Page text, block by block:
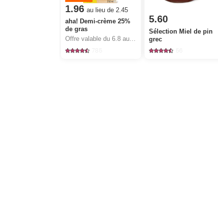
1.96 au lieu de 2.45
aha! Demi-crème 25%
de gras
5.60
Sélection Miel de pin
grec